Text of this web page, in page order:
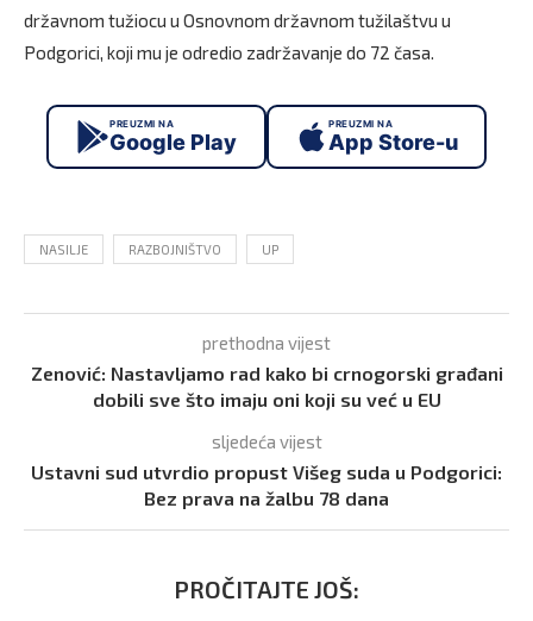
državnom tužiocu u Osnovnom državnom tužilaštvu u
Podgorici, koji mu je odredio zadržavanje do 72 časa.
PREUZMI NA
Google Play
PREUZMI NA
App Store-u
NASILJE RAZBOJNIŠTVO UP
prethodna vijest
Zenović: Nastavljamo rad kako bi crnogorski građani
dobili sve što imaju oni koji su već u EU
sljedeća vijest
Ustavni sud utvrdio propust Višeg suda u Podgorici:
Bez prava na žalbu 78 dana
PROČITAJTE JOŠ: